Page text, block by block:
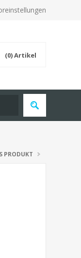
(0)Artikel
PRODUKT